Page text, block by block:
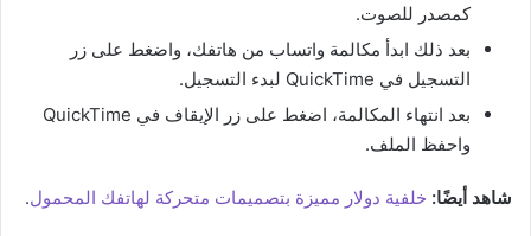
كمصدر للصوت.
بعد ذلك ابدأ مكالمة واتساب من هاتفك، واضغط على زر
التسجيل في QuickTime لبدء التسجيل.
بعد انتهاء المكالمة، اضغط على زر الإيقاف في QuickTime
واحفظ الملف.
شاهد أيضًا: خلفية دولار مميزة بتصميمات متحركة لهاتفك المحمول.